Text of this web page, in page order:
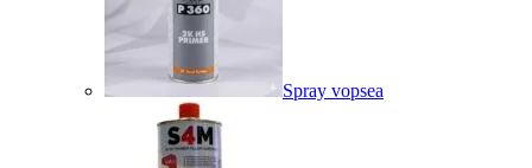
Spray vopsea